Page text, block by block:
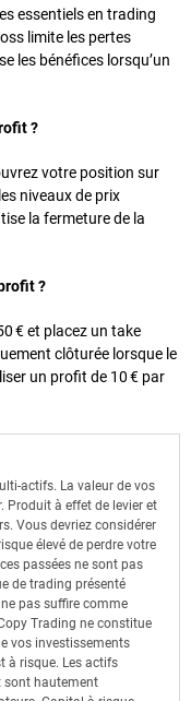
essentiels en trading
limite les pertes
les bénéfices lorsqu’un
?
votre position sur
niveaux de prix
la fermeture de la
?
€ et placez un take
clôturée lorsque le
un profit de 10 € par
actifs. La valeur de vos
Produit à effet de levier et
Vous devriez considérer
élevé de perdre votre
passées ne sont pas
de trading présenté
pas suffire comme
Trading ne constitue
vos investissements
à risque. Les actifs
sont hautement